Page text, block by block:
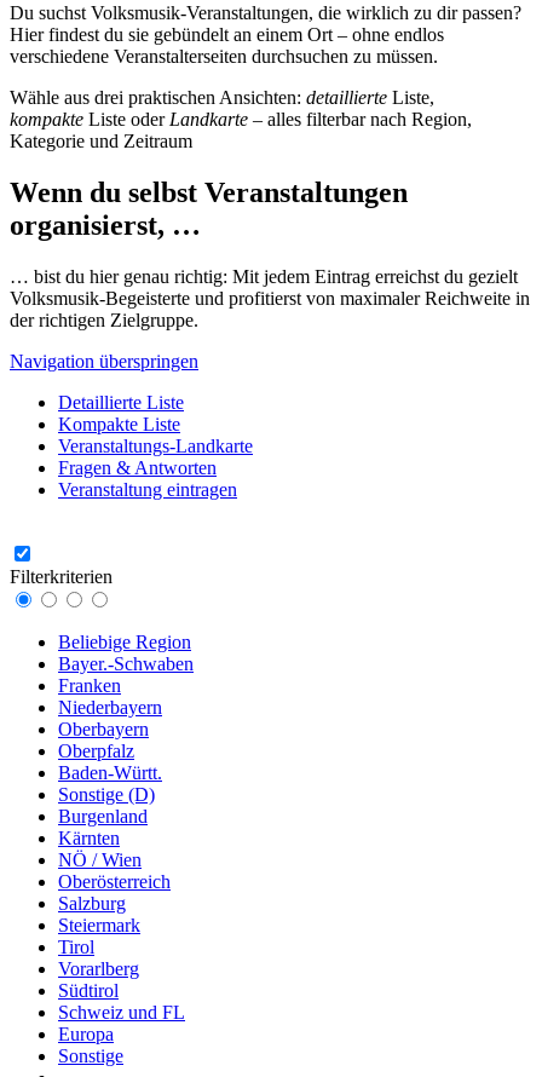
Du suchst Volksmusik-Veranstaltungen, die wirklich zu dir passen?
Hier findest du sie gebündelt an einem Ort – ohne endlos
verschiedene Veranstalterseiten durchsuchen zu müssen.
Wähle aus drei praktischen Ansichten: detaillierte Liste,
kompakte Liste oder Landkarte – alles filterbar nach Region,
Kategorie und Zeitraum
Wenn du selbst Veranstaltungen
organisierst, …
… bist du hier genau richtig: Mit jedem Eintrag erreichst du gezielt
Volksmusik-Begeisterte und profitierst von maximaler Reichweite in
der richtigen Zielgruppe.
Navigation überspringen
Detaillierte Liste
Kompakte Liste
Veranstaltungs-Landkarte
Fragen & Antworten
Veranstaltung eintragen
Filterkriterien
Beliebige Region
Bayer.-Schwaben
Franken
Niederbayern
Oberbayern
Oberpfalz
Baden-Württ.
Sonstige (D)
Burgenland
Kärnten
NÖ / Wien
Oberösterreich
Salzburg
Steiermark
Tirol
Vorarlberg
Südtirol
Schweiz und FL
Europa
Sonstige